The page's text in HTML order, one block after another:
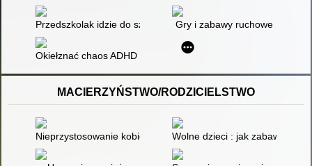
Przedszkolak idzie do szkoły Gry i zabawy ruchowe
Okiełznać chaos ADHD w szkole : poradnik dla nauczycieli i
MACIERZYŃSTWO/RODZICIELSTWO
Nieprzystosowanie kobiety do roli matki - przykłady
Wolne dzieci : jak zabawa